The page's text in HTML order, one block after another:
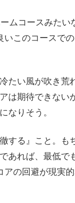
ムコースみたい
このコースで
たい風が吹き荒
は期待できない
なりそう。
する』こと。も
あれば、最低で
の回避が現実的